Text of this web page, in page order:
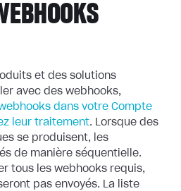
et des solutions
avec des webhooks,
dans votre Compte
leur traitement. Lorsque des
se produisent, les
de manière séquentielle.
tous les webhooks requis,
pas envoyés. La liste